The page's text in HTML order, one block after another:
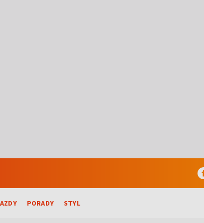
PORADY STYL